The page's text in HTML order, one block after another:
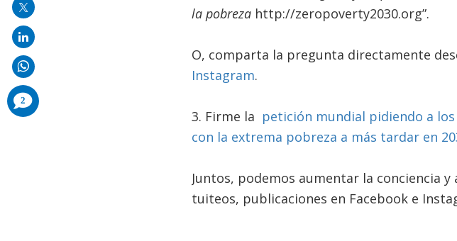
la pobreza http://zeropoverty2030.org”.
O, comparta la pregunta directamente
Instagram.
3. Firme la petición mundial pidiendo a
con la extrema pobreza a más tardar en
Juntos, podemos aumentar la conciencia
tuiteos, publicaciones en Facebook e
2
comments
added